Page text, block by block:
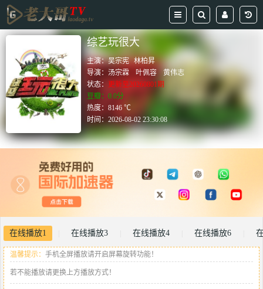
综艺玩很大
主演：吴宗宪 林柏昇
导演：汤宗霖 叶佩容
黄伟志
状态：
更新至20260801期
豆瓣：0.0分
热度：8146 ℃
时间：2026-08-02 23:30:08
在线播放1 在线播放3 在线播放4 在线播放6
温馨提示： 手机全屏播放请开启屏幕旋转功能！
若不能播放请更换上方播放方式！